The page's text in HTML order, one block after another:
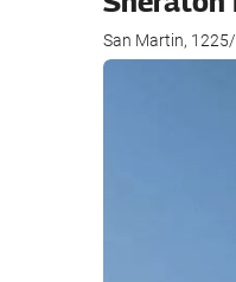
San Martin,